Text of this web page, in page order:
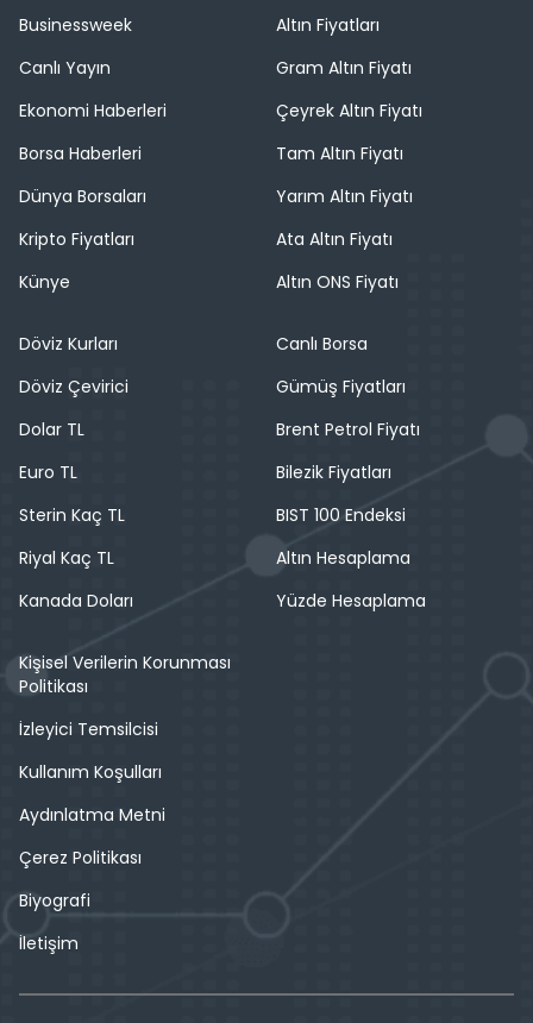
Businessweek
Canlı Yayın
Ekonomi Haberleri
Borsa Haberleri
Dünya Borsaları
Kripto Fiyatları
Künye
Altın Fiyatları
Gram Altın Fiyatı
Çeyrek Altın Fiyatı
Tam Altın Fiyatı
Yarım Altın Fiyatı
Ata Altın Fiyatı
Altın ONS Fiyatı
Döviz Kurları
Döviz Çevirici
Dolar TL
Euro TL
Sterin Kaç TL
Riyal Kaç TL
Kanada Doları
Canlı Borsa
Gümüş Fiyatları
Brent Petrol Fiyatı
Bilezik Fiyatları
BIST 100 Endeksi
Altın Hesaplama
Yüzde Hesaplama
Kişisel Verilerin Korunması
Politikası
İzleyici Temsilcisi
Kullanım Koşulları
Aydınlatma Metni
Çerez Politikası
Biyografi
İletişim